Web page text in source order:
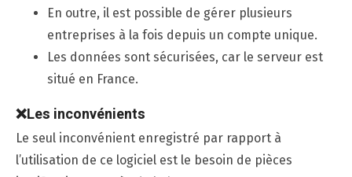
En outre, il est possible de gérer plusieurs
entreprises à la fois depuis un compte unique.
Les données sont sécurisées, car le serveur est
situé en France.
❌Les inconvénients
Le seul inconvénient enregistré par rapport à
l’utilisation de ce logiciel est le besoin de pièces